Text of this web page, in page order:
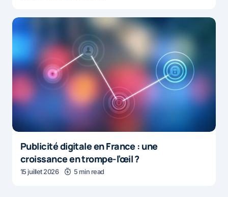
Publicité digitale en France : une
croissance en trompe-l’œil ?
15 juillet 2026 5 min read